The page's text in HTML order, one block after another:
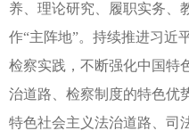
养、理论研究、履职实务、
作“主阵地”。持续推进习近
检察实践，不断强化中国特
治道路、检察制度的特色优
特色社会主义法治道路、司